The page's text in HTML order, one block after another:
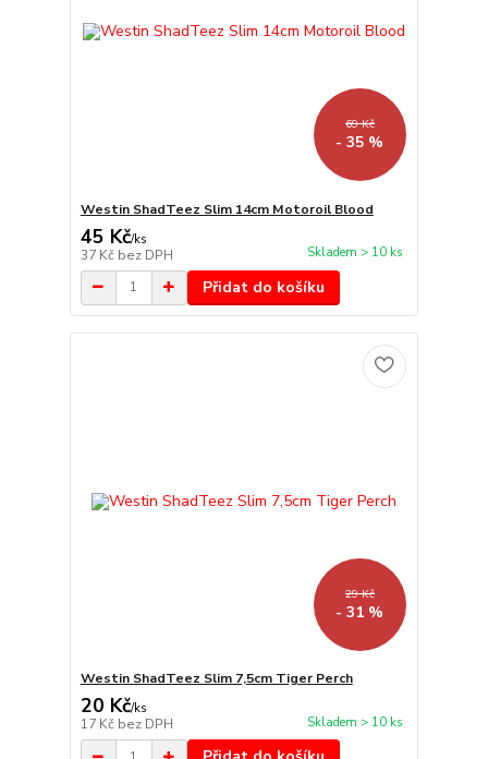
69 Kč
- 35 %
Westin ShadTeez Slim 14cm Motoroil Blood
45 Kč/ks
37 Kč bez DPH Skladem > 10 ks
Přidat do košíku
29 Kč
- 31 %
Westin ShadTeez Slim 7,5cm Tiger Perch
20 Kč/ks
17 Kč bez DPH Skladem > 10 ks